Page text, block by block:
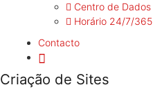
Centro de Dados
Horário 24/7/365
Contacto
Criação de Sites